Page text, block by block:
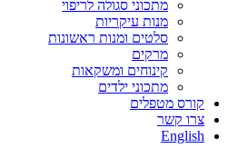
מתכוני סגולה לריפוי
מנות עיקריות
סלטים ומנות ראשונות
מרקים
קינוחים ומשקאות
מתכוני ילדים
קורס מטפלים
צרו קשר
English